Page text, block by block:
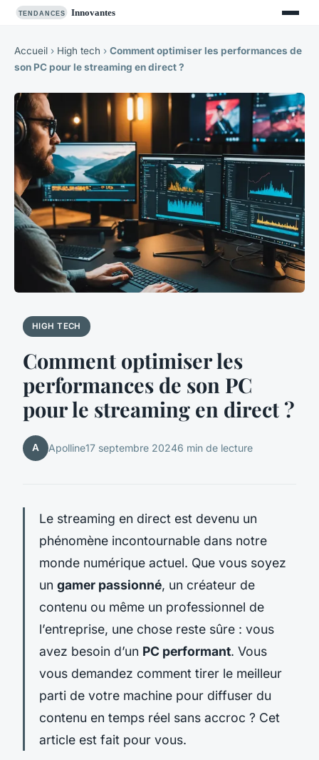
Accueil › High tech › Comment optimiser les performances de
son PC pour le streaming en direct ?
HIGH TECH
Comment optimiser les
performances de son PC
pour le streaming en direct ?
A Apolline17 septembre 20246 min de lecture
Le streaming en direct est devenu un
phénomène incontournable dans notre
monde numérique actuel. Que vous soyez
un gamer passionné, un créateur de
contenu ou même un professionnel de
l’entreprise, une chose reste sûre : vous
avez besoin d’un PC performant. Vous
vous demandez comment tirer le meilleur
parti de votre machine pour diffuser du
contenu en temps réel sans accroc ? Cet
article est fait pour vous.